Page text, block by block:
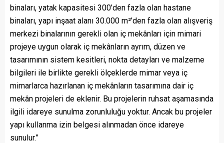
binaları, yatak kapasitesi 300’den fazla olan hastane
binaları, yapı inşaat alanı 30.000 m²’den fazla olan alışveriş
merkezi binalarının gerekli olan iç mekânları için mimari
projeye uygun olarak iç mekânların ayrım, düzen ve
tasarımının sistem kesitleri, nokta detayları ve malzeme
bilgileri ile birlikte gerekli ölçeklerde mimar veya iç
mimarlarca hazırlanan iç mekânların tasarımına dair iç
mekân projeleri de eklenir. Bu projelerin ruhsat aşamasında
ilgili idareye sunulma zorunluluğu yoktur. Ancak bu projeler
yapı kullanma izin belgesi alınmadan önce idareye
sunulur.”